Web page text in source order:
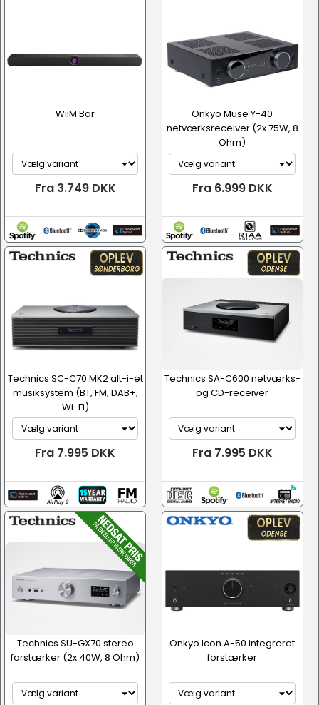
WiiM Bar
Fra 3.749 DKK
Onkyo Muse Y-40
netværksreceiver (2x 75W, 8
Ohm)
Fra 6.999 DKK
Technics SC-C70 MK2 alt-i-et
musiksystem (BT, FM, DAB+,
Wi-Fi)
Fra 7.995 DKK
Technics SA-C600 netværks-
og CD-receiver
Fra 7.995 DKK
Technics SU-GX70 stereo
forstærker (2x 40W, 8 Ohm)
Onkyo Icon A-50 integreret
forstærker